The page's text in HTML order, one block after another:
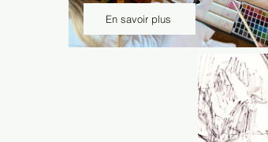
En savoir plus